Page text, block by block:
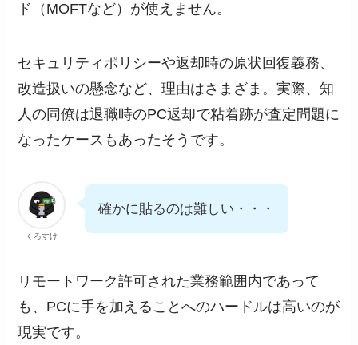
ド（MOFTなど）が使えません。
セキュリティポリシーや返却時の原状回復義務、
改造扱いの懸念など、理由はさまざま。実際、知
人の同僚は退職時のPC返却で粘着跡が査定問題に
なったケースもあったそうです。
くろすけ
確かに貼るのは難しい・・・
リモートワーク許可された業務範囲内であって
も、PCに手を加えることへのハードルは高いのが
現実です。